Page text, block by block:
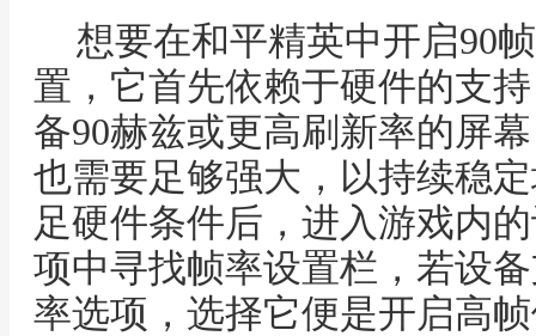
想要在和平精英中开启90
置，它首先依赖于硬件的支
备90赫兹或更高刷新率的屏
也需要足够强大，以持续稳
足硬件条件后，进入游戏内
项中寻找帧率设置栏，若设
率选项，选择它便是开启高